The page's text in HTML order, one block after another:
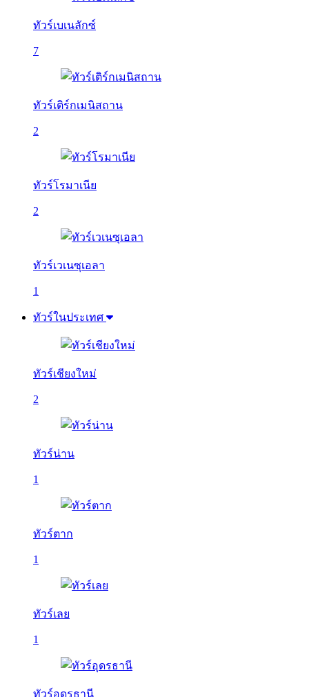
ทัวร์เบเนลักซ์
7
ทัวร์เติร์กเมนิสถาน
2
ทัวร์โรมาเนีย
2
ทัวร์เวเนซุเอลา
1
ทัวร์ในประเทศ
ทัวร์เชียงใหม่
2
ทัวร์น่าน
1
ทัวร์ตาก
1
ทัวร์เลย
1
ทัวร์อุดรธานี